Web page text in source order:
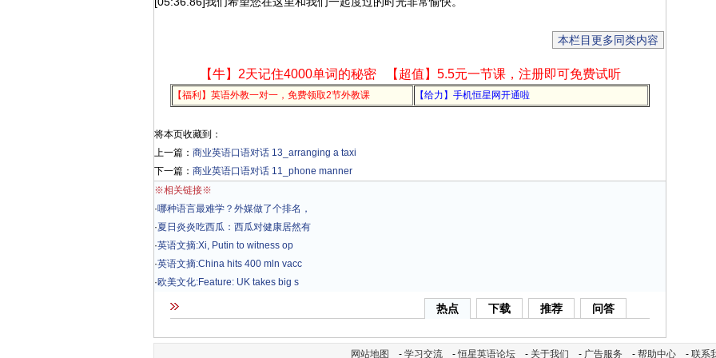
本栏目更多同类内容
【牛】2天记住4000单词的秘密 【超值】5.5元一节课，注册即可免费试听
【福利】英语外教一对一，免费领取2节外教课 【给力】手机恒星网开通啦
将本页收藏到：
上一篇： 商业英语口语对话 13_arranging a taxi
下一篇： 商业英语口语对话 11_phone manner
※相关链接※
·哪种语言最难学？外媒做了个排名，
·夏日炎炎吃西瓜：西瓜对健康居然有
·英语文摘:Xi, Putin to witness op
·英语文摘:China hits 400 mln vacc
·欧美文化:Feature: UK takes big s
热点 下载 推荐 问答
网站地图 - 学习交流 -恒星英语论坛 - 关于我们 - 广告服务 - 帮助中心 - 联系